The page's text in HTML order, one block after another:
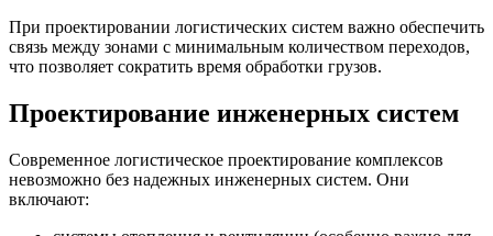
При проектировании логистических систем важно обеспечить
связь между зонами с минимальным количеством переходов,
что позволяет сократить время обработки грузов.
Проектирование инженерных систем
Современное логистическое проектирование комплексов
невозможно без надежных инженерных систем. Они
включают: